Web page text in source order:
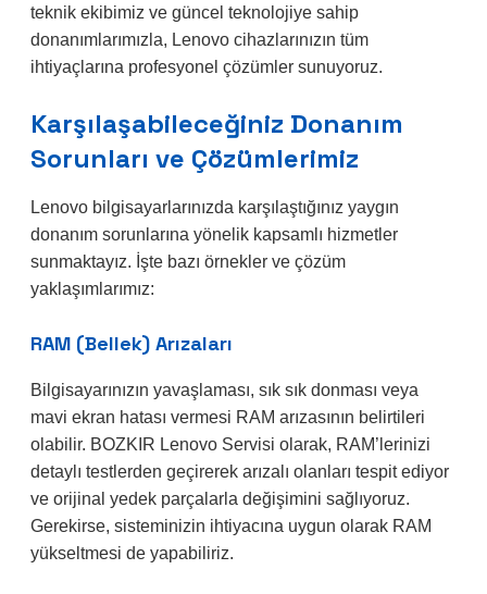
teknik ekibimiz ve güncel teknolojiye sahip
donanımlarımızla, Lenovo cihazlarınızın tüm
ihtiyaçlarına profesyonel çözümler sunuyoruz.
Karşılaşabileceğiniz Donanım
Sorunları ve Çözümlerimiz
Lenovo bilgisayarlarınızda karşılaştığınız yaygın
donanım sorunlarına yönelik kapsamlı hizmetler
sunmaktayız. İşte bazı örnekler ve çözüm
yaklaşımlarımız:
RAM (Bellek) Arızaları
Bilgisayarınızın yavaşlaması, sık sık donması veya
mavi ekran hatası vermesi RAM arızasının belirtileri
olabilir. BOZKIR Lenovo Servisi olarak, RAM’lerinizi
detaylı testlerden geçirerek arızalı olanları tespit ediyor
ve orijinal yedek parçalarla değişimini sağlıyoruz.
Gerekirse, sisteminizin ihtiyacına uygun olarak RAM
yükseltmesi de yapabiliriz.